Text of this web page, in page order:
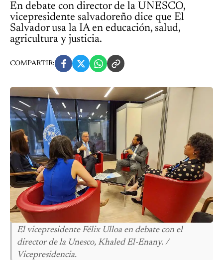
En debate con director de la UNESCO,
vicepresidente salvadoreño dice que El
Salvador usa la IA en educación, salud,
agricultura y justicia.
COMPARTIR:
El vicepresidente Félix Ulloa en debate con el
director de la Unesco, Khaled El-Enany. /
Vicepresidencia.